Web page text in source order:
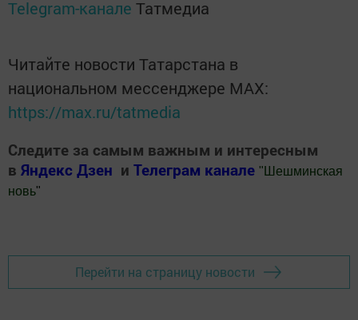
Telegram-канале Татмедиа
Читайте новости Татарстана в
национальном мессенджере MАХ:
https://max.ru/tatmedia
Следите за самым важным и интересным
в Яндекс Дзен и Телеграм канале " Шешминская
новь"
Перейти на страницу новости